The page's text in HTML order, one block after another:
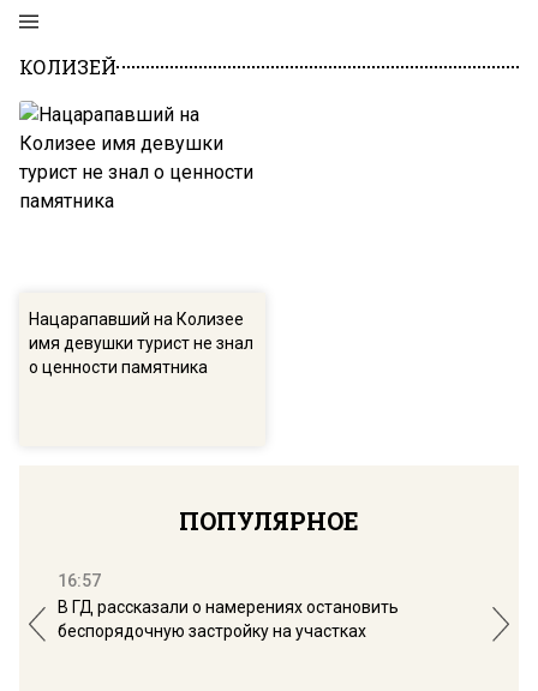
КОЛИЗЕЙ
Нацарапавший на Колизее
имя девушки турист не знал
о ценности памятника
ПОПУЛЯРНОЕ
16:57
В ГД рассказали о намерениях остановить
беспорядочную застройку на участках